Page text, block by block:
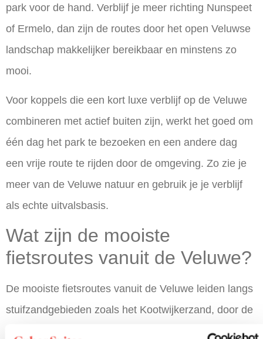
park voor de hand. Verblijf je meer richting Nunspeet
of Ermelo, dan zijn de routes door het open Veluwse
landschap makkelijker bereikbaar en minstens zo
mooi.
Voor koppels die een kort luxe verblijf op de Veluwe
combineren met actief buiten zijn, werkt het goed om
één dag het park te bezoeken en een andere dag
een vrije route te rijden door de omgeving. Zo zie je
meer van de Veluwe natuur en gebruik je je verblijf
als echte uitvalsbasis.
Wat zijn de mooiste
fietsroutes vanuit de Veluwe?
De mooiste fietsroutes vanuit de Veluwe leiden langs
stuifzandgebieden zoals het Kootwijkerzand, door de
stille bossen rond Nunspeet, langs de heidevelden bij